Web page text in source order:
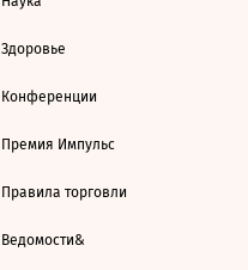
Здоровье
Конференции
Премия Импульс
Правила торговли
Ведомости&